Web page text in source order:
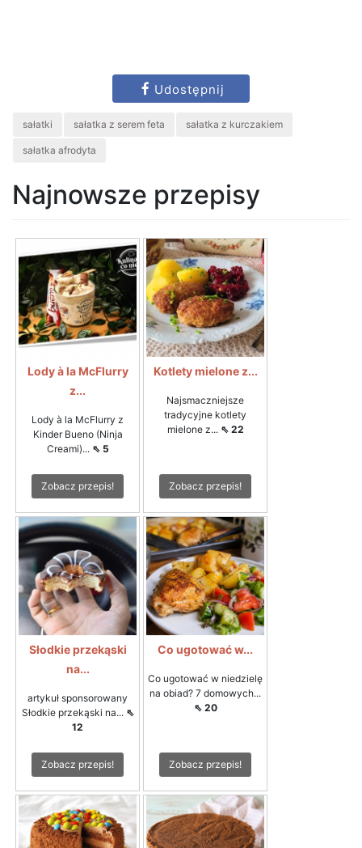
Udostępnij
sałatki sałatka z serem feta sałatka z kurczakiem
sałatka afrodyta
Najnowsze przepisy
Lody à la McFlurry
z...
Lody à la McFlurry z
Kinder Bueno (Ninja
Creami)... ⇖ 5
Zobacz przepis!
Kotlety mielone z...
Najsmaczniejsze
tradycyjne kotlety
mielone z... ⇖ 22
Zobacz przepis!
Słodkie przekąski
na...
artykuł sponsorowany
Słodkie przekąski na... ⇖
12
Zobacz przepis!
Co ugotować w...
Co ugotować w niedzielę
na obiad? 7 domowych...
⇖ 20
Zobacz przepis!